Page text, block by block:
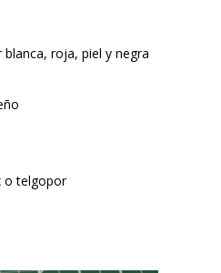
roja, piel y negra
o telgopor